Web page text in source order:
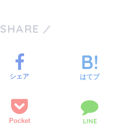
SHARE
シェア はてブ
Pocket LINE